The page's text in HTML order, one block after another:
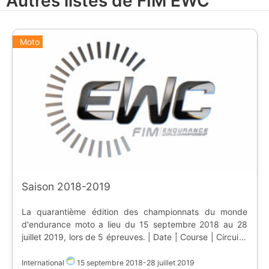
Moto
Saison 2018-2019
La quarantième édition des championnats du monde
d'endurance moto a lieu du 15 septembre 2018 au 28
juillet 2019, lors de 5 épreuves. | Date | Course | Circuit |
(https://static.ostadium.com/assets/ui/country/fr.png) Bol
International 15 septembre 2018-28 juillet 2019